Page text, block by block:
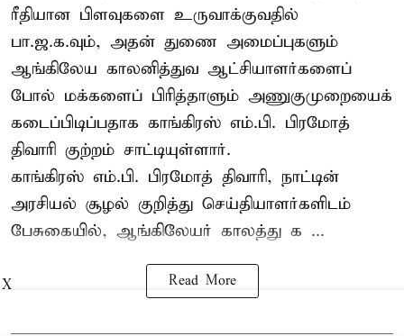
ரீதியான பிளவுகளை உருவாக்குவதில்
பா.ஜ.க.வும், அதன் துணை அமைப்புகளும்
ஆங்கிலேய காலனித்துவ ஆட்சியாளர்களைப்
போல் மக்களைப் பிரித்தாளும் அணுகுமுறையைக்
கடைப்பிடிப்பதாக காங்கிரஸ் எம்.பி. பிரமோத்
திவாரி குற்றம் சாட்டியுள்ளார்.
காங்கிரஸ் எம்.பி. பிரமோத் திவாரி, நாட்டின்
அரசியல் சூழல் குறித்து செய்தியாளர்களிடம்
பேசுகையில், ஆங்கிலேயர் காலத்து க ...
Read More
X